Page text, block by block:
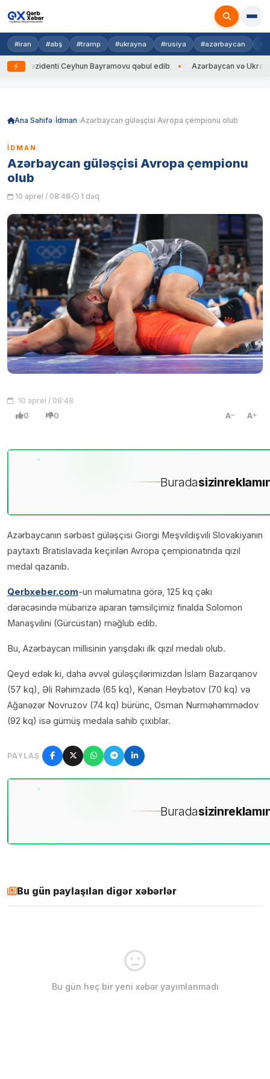
#iran #abş #tramp #ukrayna #rusiya #azərbaycan
Prezidenti Ceyhun Bayramovu qəbul edib Azərbaycan və Ukrayna
Ana Səhifə İdman Azərbaycan güləşçisi Avropa çempionu olub
İDMAN
Azərbaycan güləşçisi Avropa çempionu
olub
10 aprel / 08:48 1 dəq
10 aprel / 08:48
0 0 A A
Buradasizin
Azərbaycanın sərbəst güləşçisi Giorgi Meşvildişvili Slovakiyanın
paytaxtı Bratislavada keçirilən Avropa çempionatında qızıl
medal qazanıb.
Qerbxeber.com-un məlumatına görə, 125 kq çəki
dərəcəsində mübarizə aparan təmsilçimiz finalda Solomon
Manaşvilini (Gürcüstan) məğlub edib.
Bu, Azərbaycan millisinin yarışdakı ilk qızıl medalı olub.
Qeyd edək ki, daha əvvəl güləşçilərimizdən İslam Bazarqanov
(57 kq), Əli Rəhimzadə (65 kq), Kənan Heybətov (70 kq) və
Ağanəzər Novruzov (74 kq) bürünc, Osman Nurməhəmmədov
(92 kq) isə gümüş medala sahib çıxıblar.
PAYLAŞ
Buradasizin
Bu gün paylaşılan digər xəbərlər
Bu gün heç bir yeni xəbər yayımlanmadı